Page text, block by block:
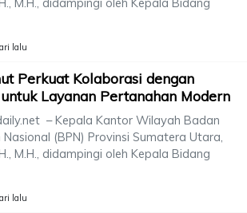
lalu
Perkuat Kolaborasi dengan
Layanan Pertanahan Modern
– Kepala Kantor Wilayah Badan
(BPN) Provinsi Sumatera Utara,
M.H., didampingi oleh Kepala Bidang
lalu